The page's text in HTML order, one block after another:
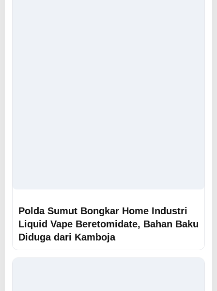
Polda Sumut Bongkar Home Industri
Liquid Vape Beretomidate, Bahan Baku
Diduga dari Kamboja